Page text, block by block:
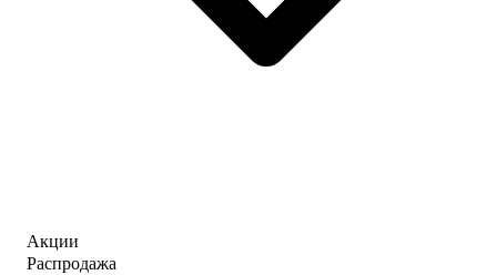
Акции
Распродажа